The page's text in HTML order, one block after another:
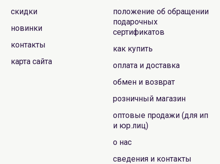
скидки
новинки
контакты
карта сайта
положение об обращении
подарочных
сертификатов
как купить
оплата и доставка
обмен и возврат
розничный магазин
оптовые продажи (для ип
и юр.лиц)
о нас
сведения и контакты